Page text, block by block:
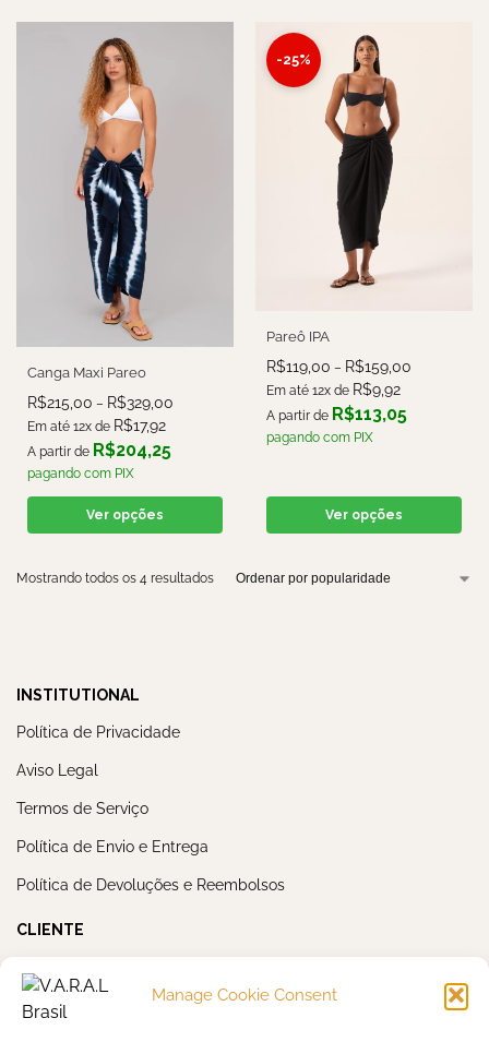
Manage Cookie Consent
Canga Maxi Pareo
R$215,00 – R$329,00
Em até 12x de R$17,92
A partir de R$204,25
pagando com PIX
Ver opções
-25%
Pareô IPA
R$119,00 – R$159,00
Em até 12x de R$9,92
A partir de R$113,05
pagando com PIX
Ver opções
Mostrando todos os 4 resultados
INSTITUTIONAL
Política de Privacidade
Aviso Legal
Termos de Serviço
Política de Envio e Entrega
Política de Devoluções e Reembolsos
CLIENTE
Meus Pedidos